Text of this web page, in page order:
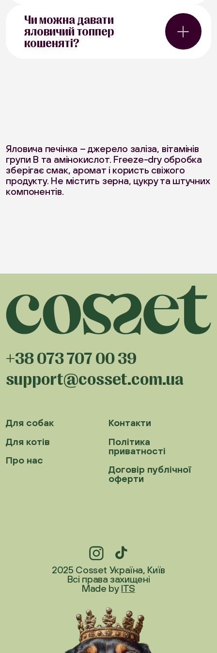
яловичої печінки є одним із
найефективніших природних
стимуляторів апетиту.
Рекомендується для котів у період
Чи можна давати
яловичий топпер
кошеняті?
Яловича печінка – джерело заліза, вітамінів
групи B та амінокислот. Freeze-dry обробка
зберігає смак, аромат і користь свіжого
продукту. Не містить зерна, цукру та штучних
компонентів.
+38 073 707 00 39
support@cosset.com.ua
Для собак
Для котів
Про нас
Контакти
Політика
приватності
Договір публічної
оферти
2025 Cosset Україна, Київ
Всі права захищені
Made by ITS